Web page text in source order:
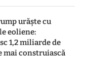
urăște cu
eoliene:
1,2 miliarde de
mai construiască